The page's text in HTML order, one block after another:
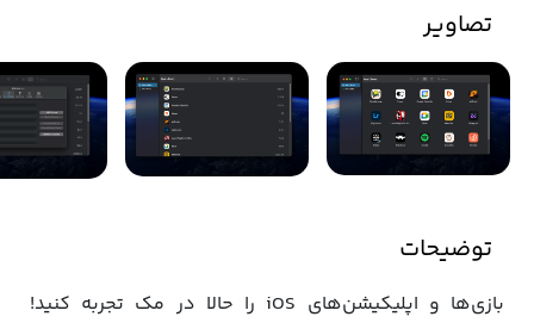
تصاویر
توضیحات
بازی‌ها و اپلیکیشن‌های iOS را حالا در مک تجربه کنید!